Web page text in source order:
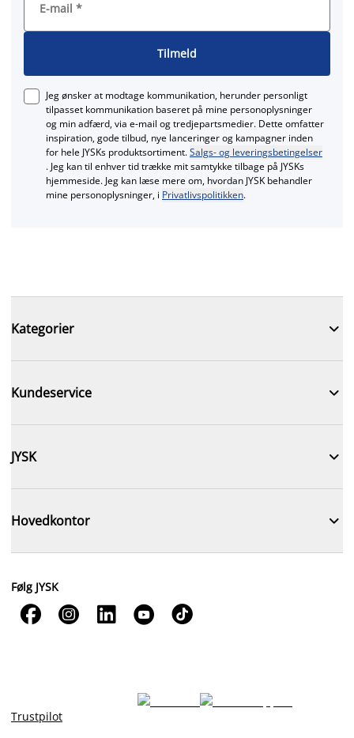
E-mail *
Tilmeld
Jeg ønsker at modtage kommunikation, herunder personligt
tilpasset kommunikation baseret på mine personoplysninger
og min adfærd, via e‑mail og tredjepartsmedier. Dette omfatter
inspiration, gode tilbud, nye lanceringer og kampagner inden
for hele JYSKs produktsortiment.Salgs- og leveringsbetingelser
. Jeg kan til enhver tid trække mit samtykke tilbage på JYSKs
hjemmeside. Jeg kan læse mere om, hvordan JYSK behandler
mine personoplysninger, i Privatlivspolitikken.
Kategorier 
Kundeservice 
JYSK 
Hovedkontor 
Følg JYSK
    
Trustpilot